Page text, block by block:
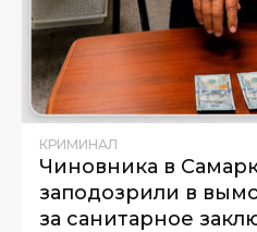
КРИМИНАЛ
Чиновника в
заподозрили в
за санитарное